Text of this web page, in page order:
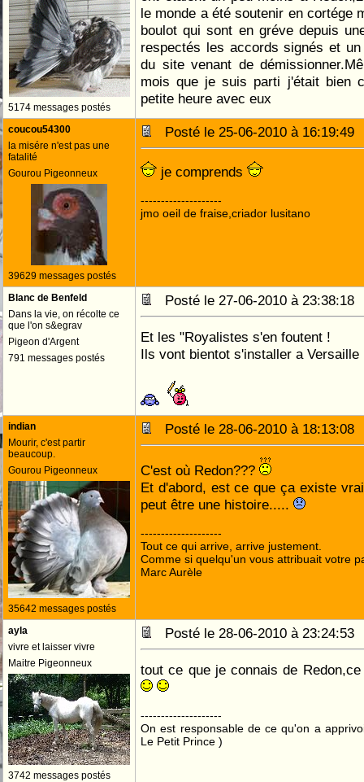
5174 messages postés
le monde a été soutenir en cortége
boulot qui sont en gréve depuis
respectés les accords signés et
du site venant de
mois que je suis parti j'était bien
petite heure avec eux
coucou54300
la misére n'est pas une
fatalité
Gourou Pigeonneux
39629 messages postés
Posté le 25-06-2010 à
je comprends
--------------------
jmo oeil de fraise,criador lusitano
Blanc de Benfeld
Dans la vie, on récolte ce
que l'on s&egrav
Pigeon d'Argent
791 messages postés
Posté le 27-06-2010 à
Et les "Royalistes s'en foutent !
Ils vont bientot s'installer a Versaille
indian
Mourir, c'est partir
beaucoup.
Gourou Pigeonneux
35642 messages postés
Posté le 28-06-2010 à
C'est où Redon???
Et d'abord, est ce que ça existe
peut être une histoire.....
--------------------
Tout ce qui arrive, arrive justement.
Comme si quelqu'un vous attribuait votre
Marc Aurèle
ayla
vivre et laisser vivre
Maitre Pigeonneux
3742 messages postés
Posté le 28-06-2010 à
tout ce que je connais de
--------------------
On est responsable de ce qu'on a
Le Petit Prince )